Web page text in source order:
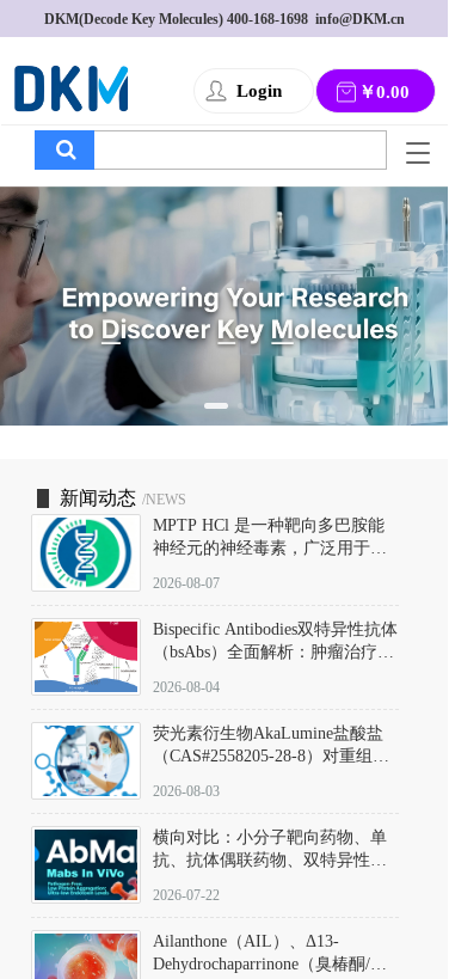
DKM(Decode Key Molecules) 400-168-1698
  info@DKM.cn
Login ￥0.00
T
g
l
e
n
a
v
i
g
a
新闻动态 /NEWS
MPTP HCl 是一种靶向多巴胺能
神经元的神经毒素，广泛用于构
以盐酸盐形式存在，可触发线粒
体介导的神经元凋亡。其经典应
用即为选择性损毁中脑黑质致密
部多巴胺能神经元，从而可靠模
拟帕金森病的核心病理与行为表
2026-08-07
Bispecific Antibodies双特异性抗体
（bsAbs）全面解析：肿瘤治疗的
2026-08-04
荧光素衍生物AkaLumine盐酸盐
（CAS#2558205-28-8）对重组萤
数（Km）为2.06 μM；其近红外
发光特性赋予优异的组织穿透能
力，大幅增强成像信噪比，从而
实现活体动物模型中极低给药剂
量下的高灵敏度、非侵入式生物
2026-08-03
横向对比：小分子靶向药物、单
抗、抗体偶联药物、双特异性抗
及应用瓶颈
2026-07-22
Ailanthone（AIL）、Δ13-
Dehydrochaparrinone（臭椿酮/臭